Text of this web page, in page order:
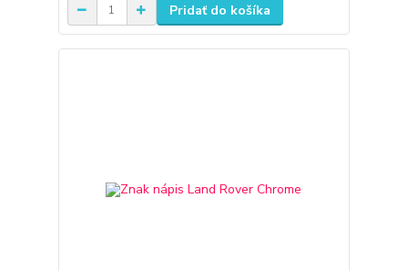
Pridať do košíka